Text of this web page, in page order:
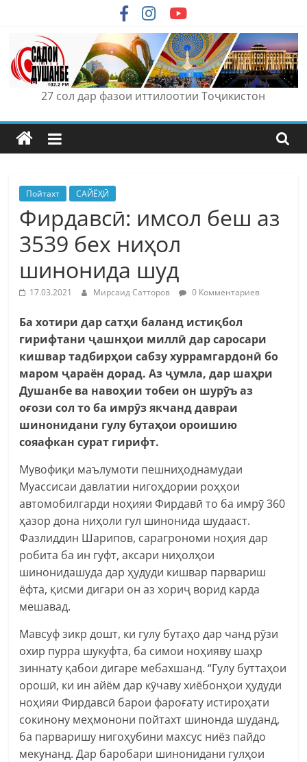
content
27 сол дар фазои иттилоотии Тоҷикистон
Пойтахт САЙЁҲӢ
Фирдавсӣ: имсол беш аз
3539 бех ниҳол
шинонида шуд
17.03.2021 Мирсаид Сатторов 0 Комментариев
Ба хотири дар сатҳи баланд истиқбол
гирифтани ҷашнҳои миллӣ дар саросари
кишвар тадбирҳоисабзу хуррамгардонӣбо
маром ҷараён дорад. Аз ҷумла, дар шаҳри
Душанбе ва навоҳии тобеи он шурӯъ аз
оғози сол то ба имрӯз якчанд давраи
шинонидани гулу бутаҳои ороишию
сояафкан сурат гирифт.
Мувофиқи маълумоти пешниҳоднамудаи
Муассисаи давлатии нигоҳдории роҳҳои
автомобилгарди ноҳияи Фирдавӣ то ба имрӯ 360
ҳазор дона ниҳоли гул шинонида шудааст.
Фазлиддин Шарипов, сарагрономи ноҳия дар
робита ба ин гуфт, аксари ниҳолҳои
шинонидашуда дар ҳудуди кишвар парвариш
ёфта, қисми дигари он аз хориҷ ворид карда
мешавад.
Мавсуф зикр дошт, ки гулу бутаҳо дар чанд рӯзи
охир пурра шукуфта, ба симои ноҳияву шаҳр
зиннату қабои дигаре мебахшанд. “Гулу буттаҳои
орошӣ, ки ин айём дар кӯчаву хиёбонҳои ҳудуди
ноҳияи Фирдавсӣ барои фароғату истироҳати
сокинону меҳмонони пойтахт шинонда шуданд,
ба парваришу нигоҳубини махсус ниёз пайдо
мекунанд. Дар баробари шинонидани гулҳои